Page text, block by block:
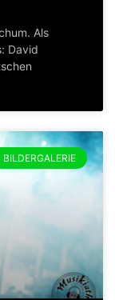
Als
David
BILDERGALERIE